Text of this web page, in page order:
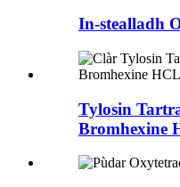
In-stealladh
Tylosin
Bromhexine